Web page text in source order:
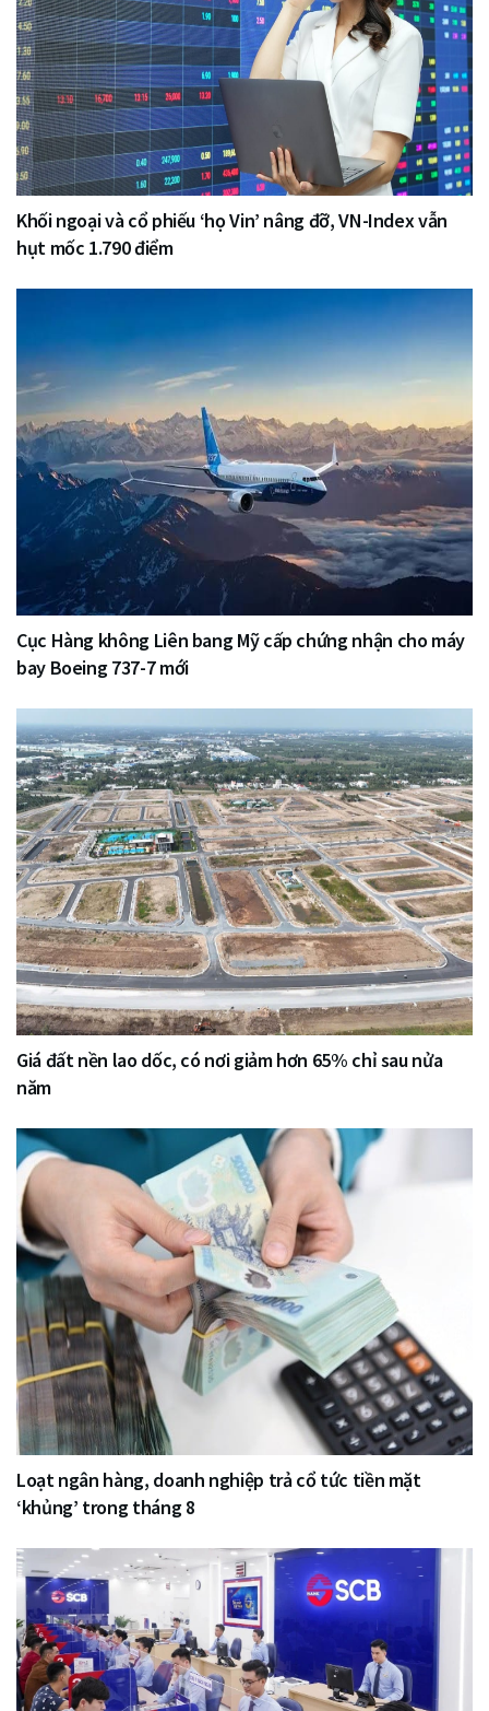
Khối ngoại và cổ phiếu ‘họ Vin’ nâng đỡ, VN-Index vẫn
hụt mốc 1.790 điểm
Cục Hàng không Liên bang Mỹ cấp chứng nhận cho máy
bay Boeing 737-7 mới
Giá đất nền lao dốc, có nơi giảm hơn 65% chỉ sau nửa
năm
Loạt ngân hàng, doanh nghiệp trả cổ tức tiền mặt
‘khủng’ trong tháng 8